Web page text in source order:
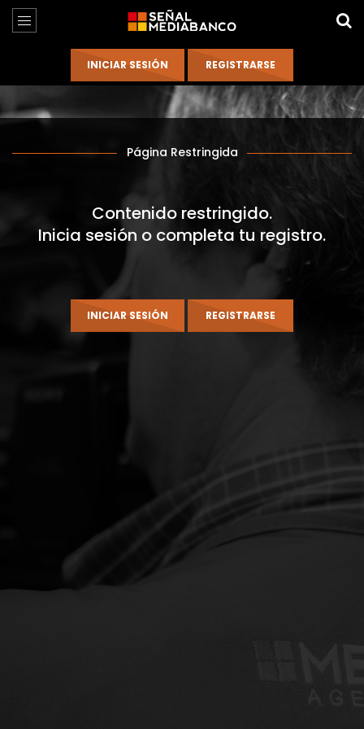
Página Restringida
Contenido restringido.
Inicia sesión o completa tu registro.